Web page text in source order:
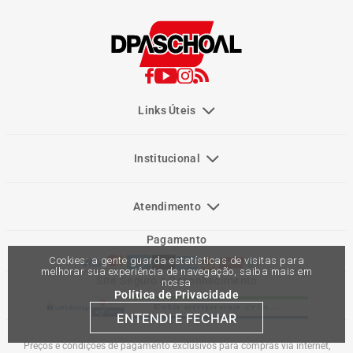
Cookies: a gente guarda estatísticas de visitas para
melhorar sua experiência de navegação, saiba mais em
nossa
Política de Privacidade
ENTENDI E FECHAR
Links Úteis
Institucional
Atendimento
Pagamento
Site Seguro e Reconhecimento
Preços e condições de pagamento exclusivos para compras via internet,